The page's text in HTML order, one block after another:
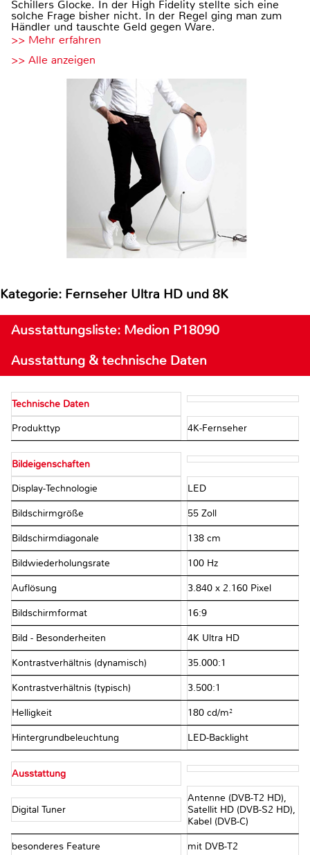
Schillers Glocke. In der High Fidelity stellte sich eine
solche Frage bisher nicht. In der Regel ging man zum
Händler und tauschte Geld gegen Ware.
>> Mehr erfahren
>> Alle anzeigen
Kategorie: Fernseher Ultra HD und 8K
Ausstattungsliste: Medion P18090
Ausstattung & technische Daten
Technische Daten
Produkttyp 4K-Fernseher
Bildeigenschaften
Display-Technologie LED
Bildschirmgröße 55 Zoll
Bildschirmdiagonale 138 cm
Bildwiederholungsrate 100 Hz
Auflösung 3.840 x 2.160 Pixel
Bildschirmformat 16:9
Bild - Besonderheiten 4K Ultra HD
Kontrastverhältnis (dynamisch) 35.000:1
Kontrastverhältnis (typisch) 3.500:1
Helligkeit 180 cd/m²
Hintergrundbeleuchtung LED-Backlight
Ausstattung
Digital Tuner
Antenne (DVB-T2 HD),
Satellit HD (DVB-S2 HD),
Kabel (DVB-C)
besonderes Feature mit DVB-T2